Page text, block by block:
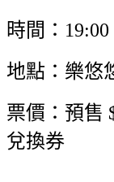
時間：
地點：樂悠
票價：預售
兌換券